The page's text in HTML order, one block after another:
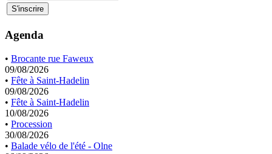
Agenda
• Brocante rue Faweux
09/08/2026
• Fête à Saint-Hadelin
09/08/2026
• Fête à Saint-Hadelin
10/08/2026
• Procession
30/08/2026
• Balade vélo de l'été - Olne